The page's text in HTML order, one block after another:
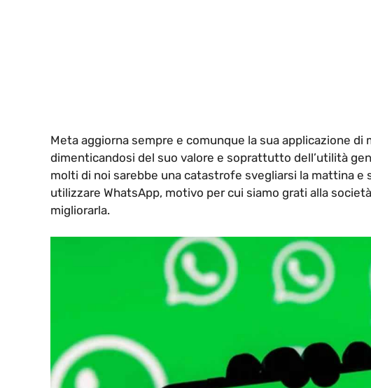
Meta aggiorna sempre e comunque la sua applicazione
dimenticandosi del suo valore e soprattutto dell’utilità
molti di noi sarebbe una catastrofe svegliarsi la mattina e
utilizzare WhatsApp, motivo per cui siamo grati alla
migliorarla.